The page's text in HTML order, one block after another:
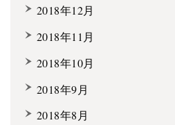
2018年12月
2018年11月
2018年10月
2018年9月
2018年8月